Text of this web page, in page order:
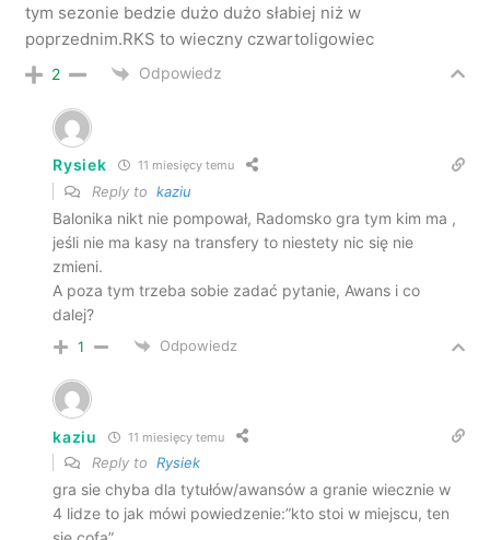
tym sezonie bedzie dużo dużo słabiej niż w
poprzednim.RKS to wieczny czwartoligowiec
2 Odpowiedz
Rysiek 11 miesięcy temu
Reply tokaziu
Balonika nikt nie pompował, Radomsko gra tym kim ma ,
jeśli nie ma kasy na transfery to niestety nic się nie
zmieni.
A poza tym trzeba sobie zadać pytanie, Awans i co
dalej?
1 Odpowiedz
kaziu 11 miesięcy temu
Reply toRysiek
gra sie chyba dla tytułów/awansów a granie wiecznie w
4 lidze to jak mówi powiedzenie:”kto stoi w miejscu, ten